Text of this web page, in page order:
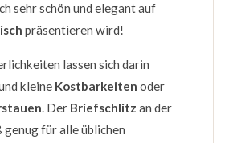
sehr schön und elegant auf
präsentieren wird!
lassen sich darin
kleine Kostbarkeiten oder
. Der Briefschlitz an der
für alle üblichen